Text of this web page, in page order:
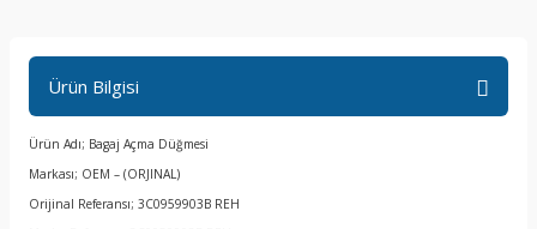
Ürün Bilgisi
Ürün Adı; Bagaj Açma Düğmesi
Markası; OEM – (ORJINAL)
Orijinal Referansı; 3C0959903B REH